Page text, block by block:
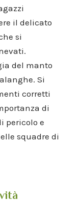
il delicato
si
del manto
Si
corretti
di
pericolo e
squadre di